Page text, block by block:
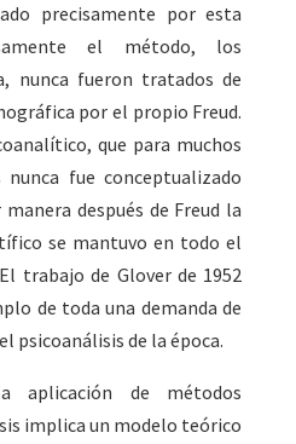
precisamente por esta
el método, los
nunca fueron tratados de
por el propio Freud.
que para muchos
fue conceptualizado
después de Freud la
se mantuvo en todo el
trabajo de Glover de 1952
de toda una demanda de
psicoanálisis de la época.
aplicación de métodos
implica un modelo teórico